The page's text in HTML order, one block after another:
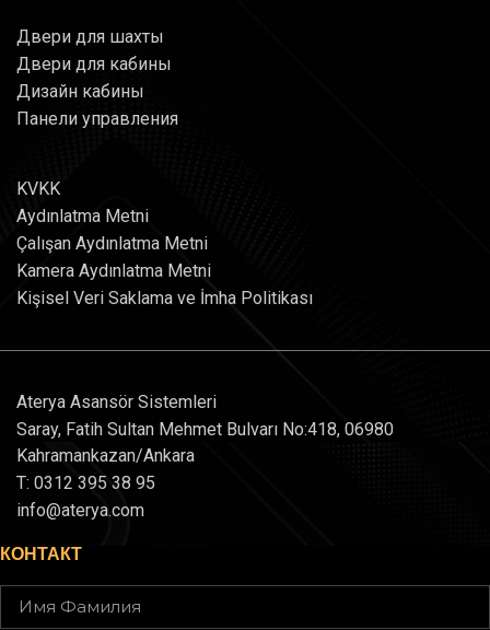
Двери для шахты
Двери для кабины
Дизайн кабины
Панели управления
KVKK
Aydınlatma Metni
Çalışan Aydınlatma Metni
Kamera Aydınlatma Metni
Kişisel Veri Saklama ve İmha Politikası
Aterya Asansör Sistemleri
Saray, Fatih Sultan Mehmet Bulvarı No:418, 06980
Kahramankazan/Ankara
T: 0312 395 38 95
info@aterya.com
КОНТАКТ